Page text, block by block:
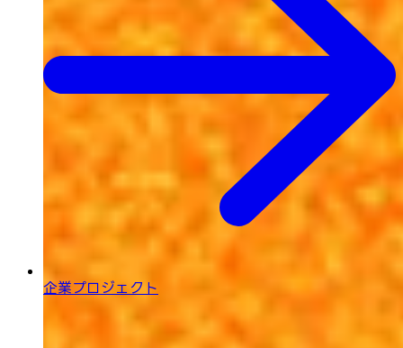
企業プロジェクト